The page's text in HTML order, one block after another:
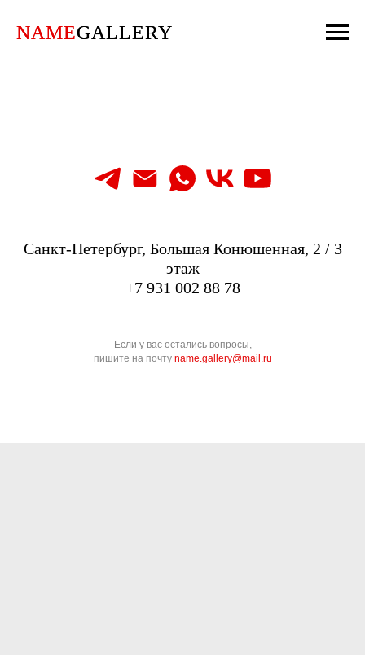
NAMEGALLERY
Санкт-Петербург, Большая Конюшенная, 2 / 3
этаж
+7 931 002 88 78
Если у вас остались вопросы,
пишите на почту name.gallery@mail.ru
NAMEGALLERY